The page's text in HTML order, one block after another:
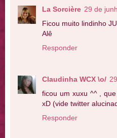
La Sorcière 29 de
Ficou muito lindinho
Alê
Responder
Claudinha WCX \o/
ficou um xuxu ^^ ,
xD (vide twitter
Responder